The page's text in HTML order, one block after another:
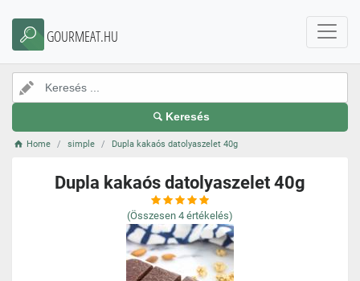
GOURMEAT.HU
Keresés
Home simple Dupla kakaós datolyaszelet 40g
Dupla kakaós datolyaszelet 40g
(Összesen 4 értékelés)